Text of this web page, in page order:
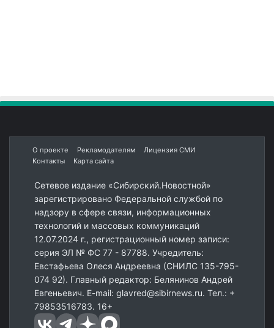
О проекте Рекламодателям
Лицензия СМИ
Контакты
Карта сайта
Сетевое издание «Сибирский.Новостной»
зарегистрировано Федеральной службой по
надзору в сфере связи, информационных
технологий и массовых коммуникаций
12.07.2024 г., регистрационный номер записи:
серия ЭЛ № ФС 77 - 87788. Учредитель:
Евстафьева Олеся Андреевна (СНИЛС 135-795-
074 92). Главный редактор: Белянинов Андрей
Евгеньевич. E-mail: glavred@sibirnews.ru. Тел.: +
79853516783. 16+